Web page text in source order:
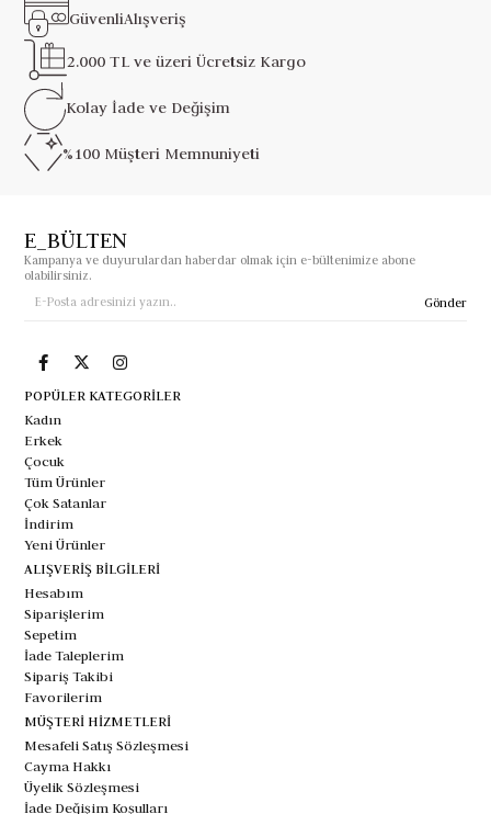
GüvenliAlışveriş
2.000 TL ve üzeriÜcretsiz Kargo
Kolay İade ve Değişim
%100 Müşteri Memnuniyeti
E_BÜLTEN
Kampanya ve duyurulardan haberdar olmak için e-bültenimize abone
olabilirsiniz.
Gönder
POPÜLER KATEGORİLER
Kadın
Erkek
Çocuk
Tüm Ürünler
Çok Satanlar
İndirim
Yeni Ürünler
ALIŞVERİŞ BİLGİLERİ
Hesabım
Siparişlerim
Sepetim
İade Taleplerim
Sipariş Takibi
Favorilerim
MÜŞTERİ HİZMETLERİ
Mesafeli Satış Sözleşmesi
Cayma Hakkı
Üyelik Sözleşmesi
İade Değişim Koşulları